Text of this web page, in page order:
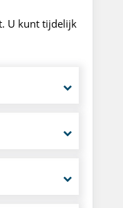
U kunt tijdelijk